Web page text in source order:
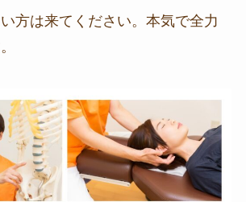
方は来てください。本気で全力